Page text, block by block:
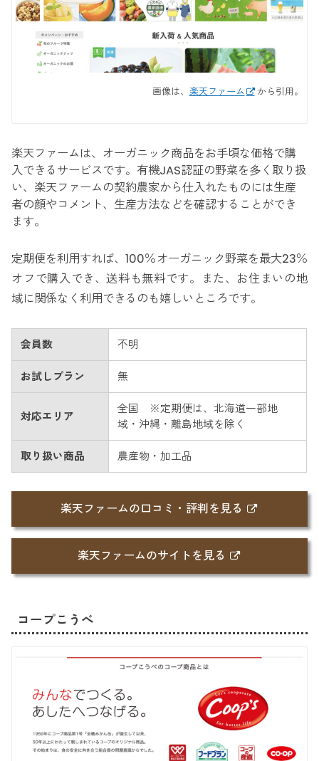
画像は、 楽天ファーム から引用。
楽天ファームは、オーガニック商品をお手頃な価格で購
入できるサービスです。有機JAS認証の野菜を多く取り扱
い、楽天ファームの契約農家から仕入れたものには生産
者の顔やコメント、生産方法などを確認することができ
ます。
定期便を利用すれば、100％オーガニック野菜を最大23％
オフで購入でき、送料も無料です。また、お住まいの地
域に関係なく利用できるのも嬉しいところです。
会員数 不明
お試しプラン 無
対応エリア
全国 ※定期便は、北海道一部地
域・沖縄・離島地域を除く
取り扱い商品 農産物・加工品
楽天ファームの口コミ・評判を見る
楽天ファームのサイトを見る
コープこうべ